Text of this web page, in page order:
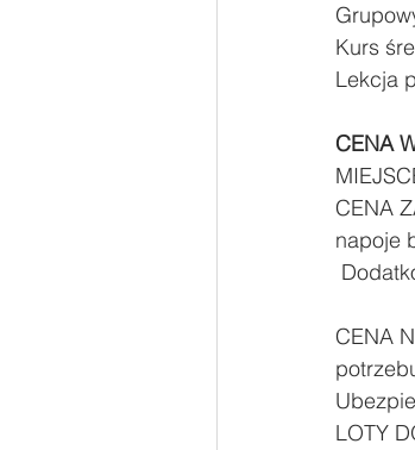
Kurs
Lekcja
CENA
CENA
napoje
CENA
LOTY